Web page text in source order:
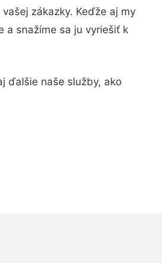
zákazky. Keďže aj my
a snažíme sa ju vyriešiť k
ďalšie naše služby, ako